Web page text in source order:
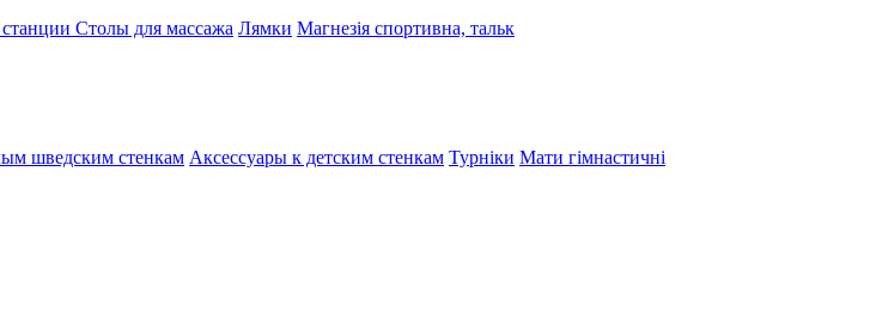
Столы для массажа Лямки Магнезія спортивна, тальк
шведским стенкам Аксессуары к детским стенкам Турніки Мати гімнастичні